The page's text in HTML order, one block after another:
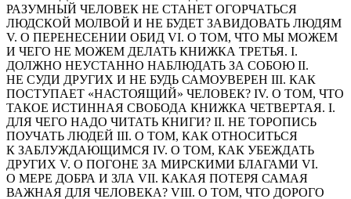
РАЗУМНЫЙ ЧЕЛОВЕК НЕ СТАНЕТ ОГОРЧАТЬСЯ
ЛЮДСКОЙ МОЛВОЙ И НЕ БУДЕТ ЗАВИДОВАТЬ ЛЮДЯМ
V. О ПЕРЕНЕСЕНИИ ОБИД VI. О ТОМ, ЧТО МЫ МОЖЕМ
И ЧЕГО НЕ МОЖЕМ ДЕЛАТЬ КНИЖКА ТРЕТЬЯ. I.
ДОЛЖНО НЕУСТАННО НАБЛЮДАТЬ ЗА СОБОЮ II.
НЕ СУДИ ДРУГИХ И НЕ БУДЬ САМОУВЕРЕН III. КАК
ПОСТУПАЕТ «НАСТОЯЩИЙ» ЧЕЛОВЕК? IV. О ТОМ, ЧТО
ТАКОЕ ИСТИННАЯ СВОБОДА КНИЖКА ЧЕТВЕРТАЯ. I.
ДЛЯ ЧЕГО НАДО ЧИТАТЬ КНИГИ? II. НЕ ТОРОПИСЬ
ПОУЧАТЬ ЛЮДЕЙ III. О ТОМ, КАК ОТНОСИТЬСЯ
К ЗАБЛУЖДАЮЩИМСЯ IV. О ТОМ, КАК УБЕЖДАТЬ
ДРУГИХ V. О ПОГОНЕ ЗА МИРСКИМИ БЛАГАМИ VI.
О МЕРЕ ДОБРА И ЗЛА VII. КАКАЯ ПОТЕРЯ САМАЯ
ВАЖНАЯ ДЛЯ ЧЕЛОВЕКА? VIII. О ТОМ, ЧТО ДОРОГО